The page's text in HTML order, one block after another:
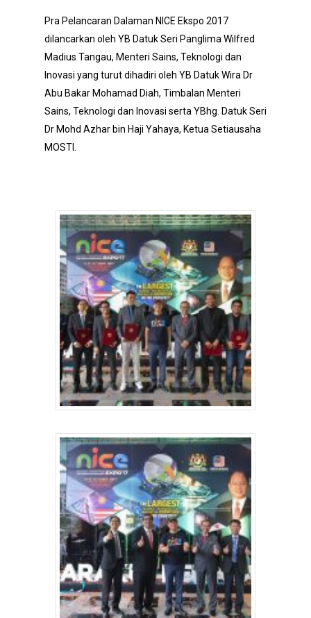
Pra Pelancaran Dalaman NICE Ekspo 2017
dilancarkan oleh YB Datuk Seri Panglima Wilfred
Madius Tangau, Menteri Sains, Teknologi dan
Inovasi yang turut dihadiri oleh YB Datuk Wira Dr
Abu Bakar Mohamad Diah, Timbalan Menteri
Sains, Teknologi dan Inovasi serta YBhg. Datuk Seri
Dr Mohd Azhar bin Haji Yahaya, Ketua Setiausaha
MOSTI.